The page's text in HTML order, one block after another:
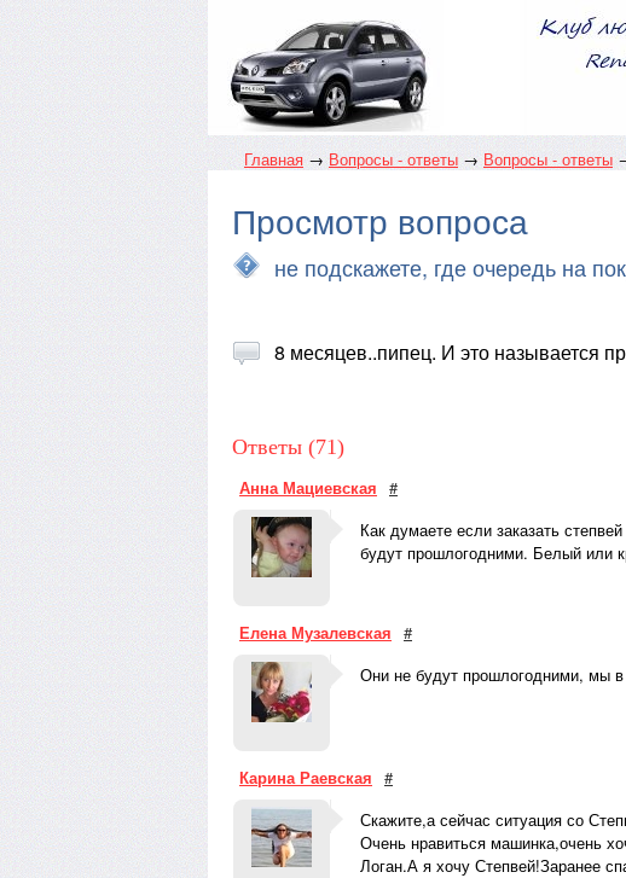
Главная→Вопросы - ответы→Вопросы - ответы
Просмотр вопроса
не подскажете, где очередь на
8 месяцев..пипец. И это называется
Ответы (71)
Анна Мациевская #
Как думаете если заказать
будут прошлогодними. Белый или
Елена Музалевская #
Они не будут прошлогодними, мы
Карина Раевская #
Скажите,а сейчас ситуация со
Очень нравиться машинка,очень
Логан.А я хочу Степвей!Заранее